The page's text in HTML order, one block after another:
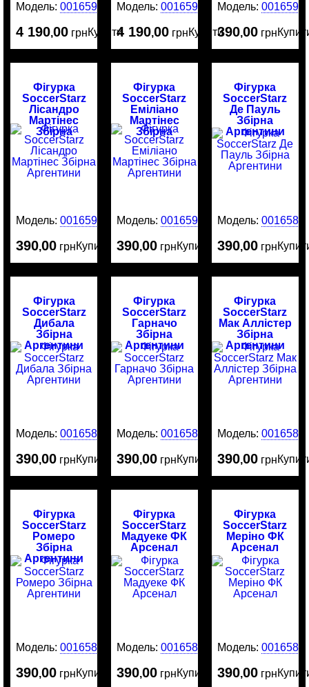
Модель:0016594
4 190,00 грнКупити
Модель:0016593
4 190,00 грнКупити
Модель: 0016592
390,00 грн
Фігурка
SoccerStarz
Лісандро
Мартінес
Збірна
Аргентини
Модель:0016591
390,00 грнКупити
Фігурка
SoccerStarz
Еміліано
Мартінес
Збірна
Аргентини
Модель:0016590
390,00 грнКупити
Фігурка
SoccerStarz
Де Пауль
Збірна
Аргентини
Модель: 0016589
390,00 грн
Фігурка
SoccerStarz
Дибала
Збірна
Аргентини
Модель:0016587
390,00 грнКупити
Фігурка
SoccerStarz
Гарначо
Збірна
Аргентини
Модель:0016586
390,00 грнКупити
Фігурка
SoccerStarz
Мак Аллістер
Збірна
Аргентини
Модель: 0016584
390,00 грн
Фігурка
SoccerStarz
Ромеро
Збірна
Аргентини
Модель:0016583
390,00 грнКупити
Фігурка
SoccerStarz
Мадуеке ФК
Арсенал
Модель:0016582
390,00 грнКупити
Фігурка
SoccerStarz
Меріно ФК
Арсенал
Модель: 0016581
390,00 грн